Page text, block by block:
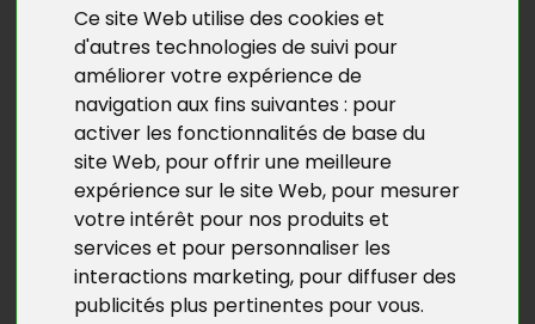
Ce site Web utilise des cookies et
d'autres technologies de suivi pour
améliorer votre expérience de
navigation aux fins suivantes : pour
activer les fonctionnalités de base du
site Web, pour offrir une meilleure
expérience sur le site Web, pour mesurer
votre intérêt pour nos produits et
services et pour personnaliser les
interactions marketing, pour diffuser des
publicités plus pertinentes pour vous.
Chère Solange